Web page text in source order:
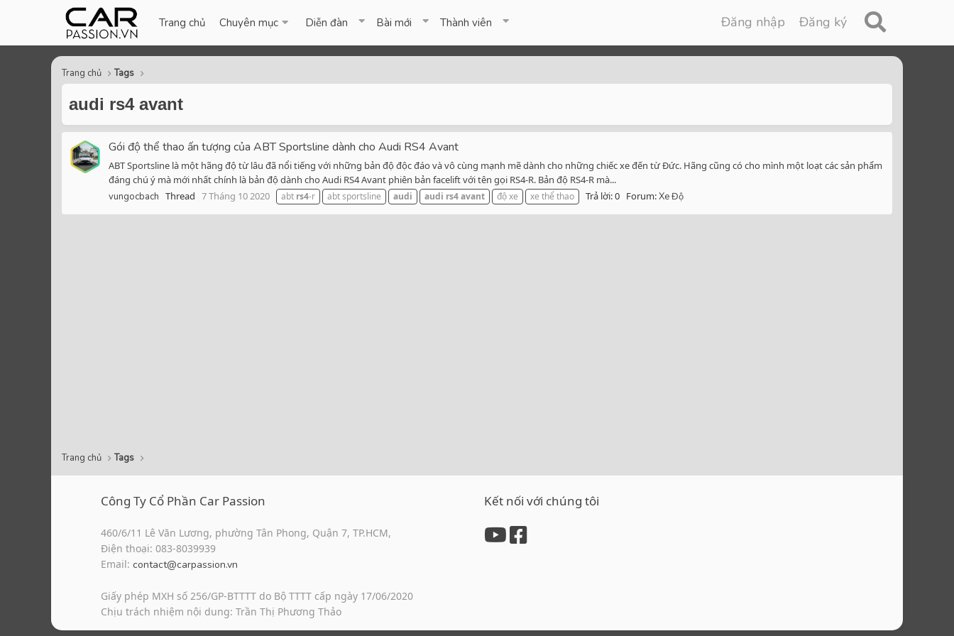
Trang chủ Chuyên mục Diễn đàn Bài mới Thành viên Đăng nhập Đăng ký
Trang chủ Tags
audi rs4 avant
Gói độ thể thao ấn tượng của ABT Sportsline dành cho Audi RS4 Avant
ABT Sportsline là một hãng độ từ lâu đã nổi tiếng với những bản độ độc đáo và vô cùng mạnh mẽ dành cho những chiếc xe đến từ Đức. Hãng cũng có cho mình một loạt các sản phẩm
đáng chú ý mà mới nhất chính là bản độ dành cho Audi RS4 Avant phiên bản facelift với tên gọi RS4-R. Bản độ RS4-R mà...
vungocbach Thread 7 Tháng 10 2020 abt rs4-r abt sportsline audi audi rs4avant độ xe xe thể thao Trả lời: 0 Forum:Xe Độ
Trang chủ Tags
Công Ty Cổ Phần Car Passion
460/6/11 Lê Văn Lương, phường Tân Phong, Quận 7, TP.HCM,
Điện thoại: 083-8039939
Email: contact@carpassion.vn
Giấy phép MXH số 256/GP-BTTTT do Bộ TTTT cấp ngày 17/06/2020
Chịu trách nhiệm nội dung: Trần Thị Phương Thảo
Kết nối với chúng tôi